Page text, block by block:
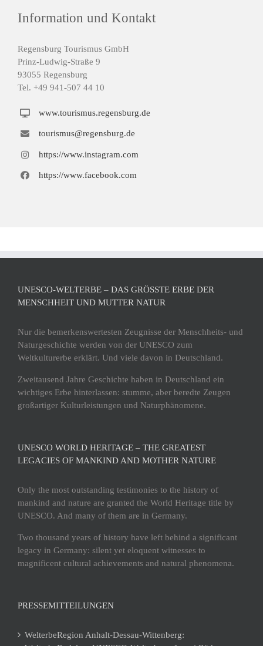
Information und Kontakt
Regensburg Tourismus GmbH
Prinz-Ludwig-Straße 9
93055 Regensburg
Tel. +49 941-507 44 10
www.tourismus.regensburg.de
tourismus@regensburg.de
https://www.instagram.com
https://www.facebook.com
UNESCO-WELTERBE – DAS GRÖSSTE ERBE DER M
ENSCHHEIT UND MUTTER NATUR
Nur die bemerkenswertesten Zeugnisse der Menschheits- und
Naturgeschichte werden von der UNESCO zum
Weltkulturerbe erklärt. Und viele davon in Deutschland.
Zweitausend Jahre Geschichte haben in Deutschland ein
wichtiges Erbe hinterlassen: stumme, aber beredte Zeugen
großartiger Kulturleistungen und Naturphänomene.
UNESCO WORLD HERITAGE – THE GREATEST
LEGACIES OF MANKIND AND MOTHER NATURE
Only the most outstanding testimonies to the history of
mankind and nature are granted the World Heritage title by
UNESCO. And many of them are in Germany.
Two thousand years of history have left behind a significant
legacy in Germany: silent yet eloquent witnesses to
magnificent cultural achievements and natural phenomena.
PRESSEMITTEILUNGEN
WelterbeRegion Anhalt-Dessau-Wittenberg: